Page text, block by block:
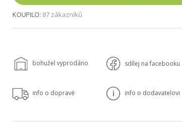
KOUPILO: 87 zákazníků
bohužel vyprodáno sdílej na facebooku
info o dopravě info o dodavatelovi